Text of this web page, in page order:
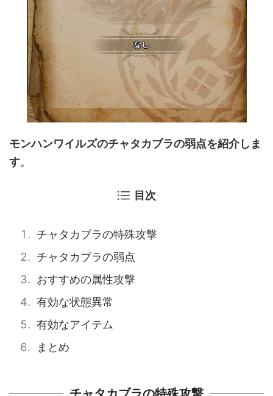
モンハンワイルズのチャタカブラの弱点を紹介しま
す。
目次
チャタカブラの特殊攻撃
チャタカブラの弱点
おすすめの属性攻撃
有効な状態異常
有効なアイテム
まとめ